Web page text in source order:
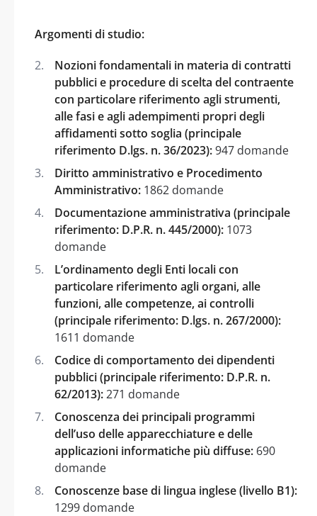
Argomenti di studio:
Nozioni fondamentali in materia di contratti
pubblici e procedure di scelta del contraente
con particolare riferimento agli strumenti,
alle fasi e agli adempimenti propri degli
affidamenti sotto soglia (principale
riferimento D.lgs. n. 36/2023):947 domande
Diritto amministrativo e Procedimento
Amministrativo: 1862 domande
Documentazione amministrativa (principale
riferimento: D.P.R. n. 445/2000): 1073
domande
L’ordinamento degli Enti locali con
particolare riferimento agli organi, alle
funzioni, alle competenze, ai controlli
(principale riferimento: D.lgs. n. 267/2000):
1611 domande
Codice di comportamento dei dipendenti
pubblici (principale riferimento: D.P.R. n.
62/2013):271 domande
Conoscenza dei principali programmi
dell’uso delle apparecchiature e delle
applicazioni informatiche più diffuse: 690
domande
Conoscenze base di lingua inglese (livello B1):
1299 domande